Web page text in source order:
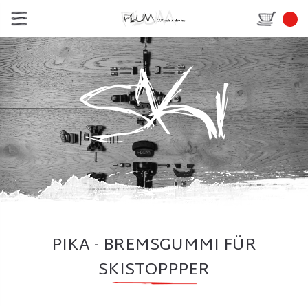
PIKA - BREMSGUMMI FÜR
SKISTOPPPER